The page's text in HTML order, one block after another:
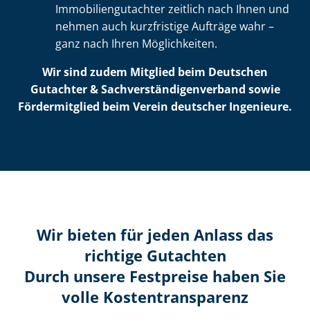
Im­mo­bi­li­en­gut­ach­ter zeitlich nach Ihnen und
nehmen auch kurzfristige Aufträge wahr –
ganz nach Ihren Möglichkeiten.
Wir sind zudem Mitglied beim Deutschen
Gutachter & Sach­ver­stän­di­gen­ver­band sowie
Fördermitglied beim Verein deutscher Ingenieure.
Wir bieten für jeden Anlass das
richtige Gutachten
Durch unsere Festpreise haben Sie
volle Kosten­transparenz